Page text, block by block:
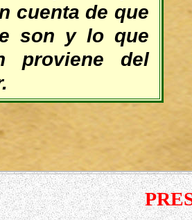
cuenta de que
son y lo que
proviene del